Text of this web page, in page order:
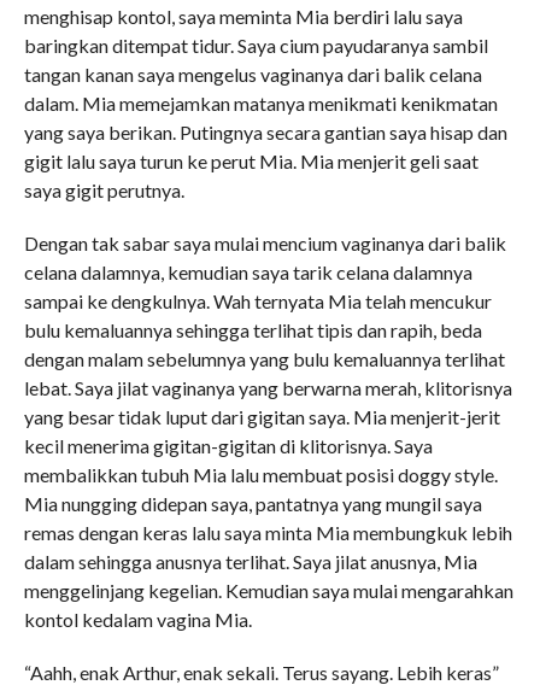
menghisap kontol, saya meminta Mia berdiri lalu saya
baringkan ditempat tidur. Saya cium payudaranya sambil
tangan kanan saya mengelus vaginanya dari balik celana
dalam. Mia memejamkan matanya menikmati kenikmatan
yang saya berikan. Putingnya secara gantian saya hisap dan
gigit lalu saya turun ke perut Mia. Mia menjerit geli saat
saya gigit perutnya.
Dengan tak sabar saya mulai mencium vaginanya dari balik
celana dalamnya, kemudian saya tarik celana dalamnya
sampai ke dengkulnya. Wah ternyata Mia telah mencukur
bulu kemaluannya sehingga terlihat tipis dan rapih, beda
dengan malam sebelumnya yang bulu kemaluannya terlihat
lebat. Saya jilat vaginanya yang berwarna merah, klitorisnya
yang besar tidak luput dari gigitan saya. Mia menjerit-jerit
kecil menerima gigitan-gigitan di klitorisnya. Saya
membalikkan tubuh Mia lalu membuat posisi doggy style.
Mia nungging didepan saya, pantatnya yang mungil saya
remas dengan keras lalu saya minta Mia membungkuk lebih
dalam sehingga anusnya terlihat. Saya jilat anusnya, Mia
menggelinjang kegelian. Kemudian saya mulai mengarahkan
kontol kedalam vagina Mia.
“Aahh, enak Arthur, enak sekali. Terus sayang. Lebih keras”